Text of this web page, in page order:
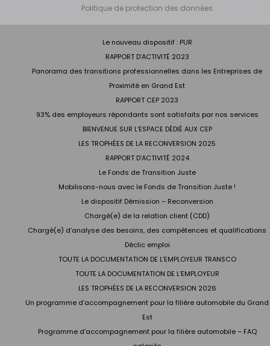
Politique de protection des données
Le nouveau dispositif : PUR
RAPPORT D’ACTIVITÉ 2023
Panorama des transitions professionnelles dans les Entreprises de
Proximité en Grand Est
RAPPORT CEP 2023
93% des employeurs répondants sont satisfaits par nos services
BIENVENUE SUR L’ESPACE DÉDIÉ AUX CEP
LES TROPHÉES DE LA RECONVERSION 2025
RAPPORT D’ACTIVITÉ 2024
Le Fonds de Transition Juste
Mobilisons-nous avec le Fonds de Transition Juste !
Le dispositif Démission – Reconversion
Chargé(e) de la relation client (CDD)
Chargé(e) d’analyse des besoins, des compétences et qualifications
Déclic emploi
TOUTE LA DOCUMENTATION DE L’EMPLOYEUR TRANSCO
TOUTE LA DOCUMENTATION DE L’EMPLOYEUR
LES TROPHÉES DE LA RECONVERSION 2026
Un programme d’accompagnement pour la filière automobile du Grand
Est
Programme d’accompagnement pour la filière automobile – FAQ